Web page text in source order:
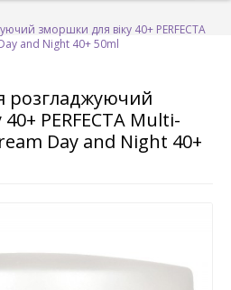
зморшки для віку 40+ PERFECTA
and Night 40+ 50ml
розгладжуючий
PERFECTA Multi-
Day and Night 40+